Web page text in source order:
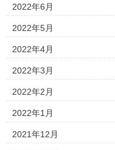
2022年6月
2022年5月
2022年4月
2022年3月
2022年2月
2022年1月
2021年12月